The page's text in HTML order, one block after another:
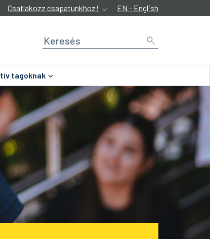
Csatlakozz csapatunkhoz! EN - English
tagoknak